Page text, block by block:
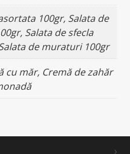
100gr, Salata de
Salata de sfecla
de muraturi 100gr
cu măr, Cremă de zahăr